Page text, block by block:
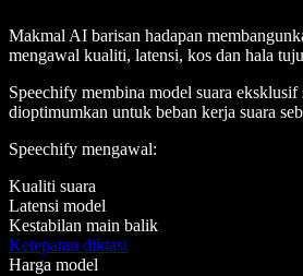
Makmal AI barisan hadapan
mengawal kualiti, latensi, kos dan hala
Speechify membina model suara eksklusif
dioptimumkan untuk beban kerja suara
Speechify mengawal:
Kualiti suara
Latensi model
Kestabilan main balik
Ketepatan diktasi
Harga model